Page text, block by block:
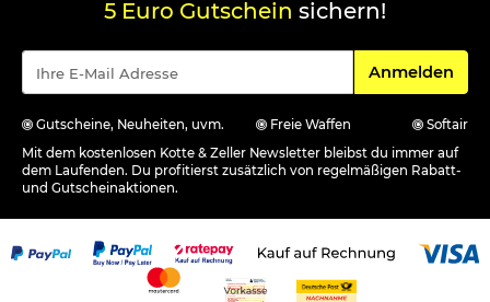
5 Euro Gutschein sichern!
Für den
Anmelden
Gutscheine, Neuheiten, uvm. Freie Waffen
Softair
Mit dem kostenlosen Kotte & Zeller Newsletter bleibst du immer auf
dem Laufenden. Du profitierst zusätzlich von regelmäßigen Rabatt-
und Gutscheinaktionen.